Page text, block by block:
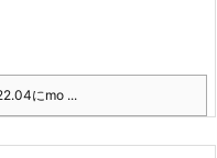
にmo ...